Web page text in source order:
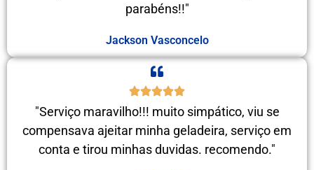
parabéns!!"
Jackson Vasconcelo
"Serviço maravilho!!! muito simpático, viu se
compensava ajeitar minha geladeira, serviço em
conta e tirou minhas duvidas. recomendo."